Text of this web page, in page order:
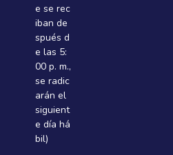
e se rec
iban de
spués d
e las 5:
00 p. m.,
se radic
arán el
siguient
e dí­a há
bil)